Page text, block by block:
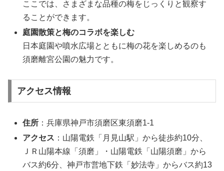
ここでは、さまざまな品種の梅をじっくりと観察す
ることができます。
庭園散策と梅のコラボを楽しむ
日本庭園や噴水広場とともに梅の花を楽しめるのも
須磨離宮公園の魅力です。
アクセス情報
住所 ：兵庫県神戸市須磨区東須磨1-1
アクセス ：山陽電鉄「月見山駅」から徒歩約10分、
ＪＲ山陽本線「須磨」・山陽電鉄「山陽須磨」から
バス約6分、神戸市営地下鉄「妙法寺」からバス約13